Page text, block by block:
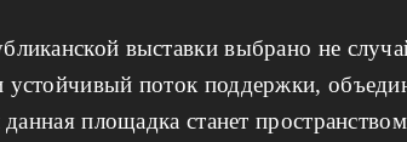
выставки выбрано не
поток поддержки,
площадка станет